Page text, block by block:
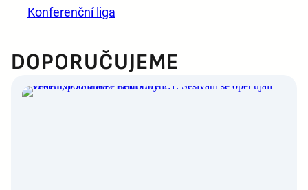
Konferenční liga
DOPORUČUJEME